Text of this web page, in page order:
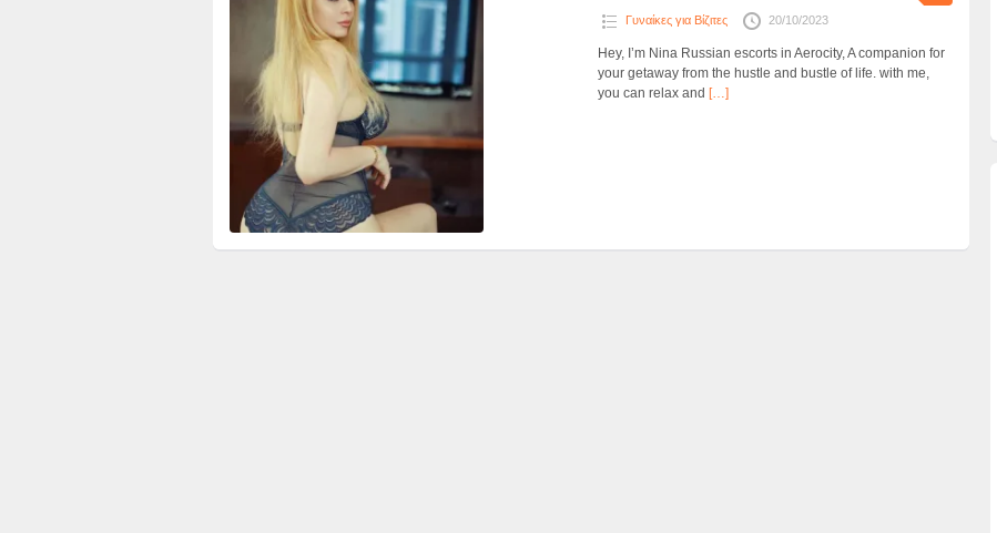
Γυναίκες για Βίζιτες 20/10/2023
Hey, I’m Nina Russian escorts in Aerocity, A companion for
your getaway from the hustle and bustle of life. with me,
you can relax and […]